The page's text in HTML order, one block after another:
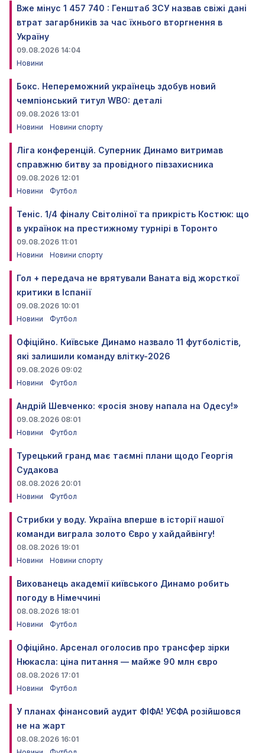
Вже мінус 1 457 740 : Генштаб ЗСУ назвав свіжі дані
втрат загарбників за час їхнього вторгнення в
Україну
09.08.2026 14:04
Новини
Бокс. Непереможний українець здобув новий
чемпіонський титул WBO: деталі
09.08.2026 13:01
Новини
Новини спорту
Ліга конференцій. Суперник Динамо витримав
справжню битву за провідного півзахисника
09.08.2026 12:01
Новини
Футбол
Теніс. 1/4 фіналу Світоліної та прикрість Костюк: що
в українок на престижному турнірі в Торонто
09.08.2026 11:01
Новини
Новини спорту
Гол + передача не врятували Ваната від жорсткої
критики в Іспанії
09.08.2026 10:01
Новини
Футбол
Офіційно. Київське Динамо назвало 11 футболістів,
які залишили команду влітку-2026
09.08.2026 09:02
Новини
Футбол
Андрій Шевченко: «росія знову напала на Одесу!»
09.08.2026 08:01
Новини
Футбол
Турецький гранд має таємні плани щодо Георгія
Судакова
08.08.2026 20:01
Новини
Футбол
Стрибки у воду. Україна вперше в історії нашої
команди виграла золото Євро у хайдайвінгу!
08.08.2026 19:01
Новини
Новини спорту
Вихованець академії київського Динамо робить
погоду в Німеччині
08.08.2026 18:01
Новини
Футбол
Офіційно. Арсенал оголосив про трансфер зірки
Нюкасла: ціна питання — майже 90 млн євро
08.08.2026 17:01
Новини
Футбол
У планах фінансовий аудит ФІФА! УЄФА розійшовся
не на жарт
08.08.2026 16:01